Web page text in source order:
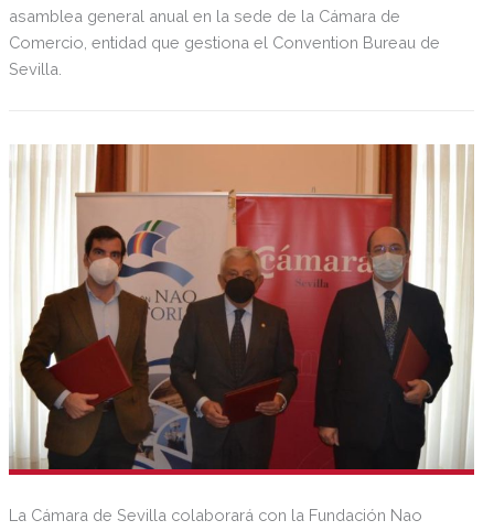
asamblea general anual en la sede de la Cámara de
Comercio, entidad que gestiona el Convention Bureau de
Sevilla.
La Cámara de Sevilla colaborará con la Fundación Nao